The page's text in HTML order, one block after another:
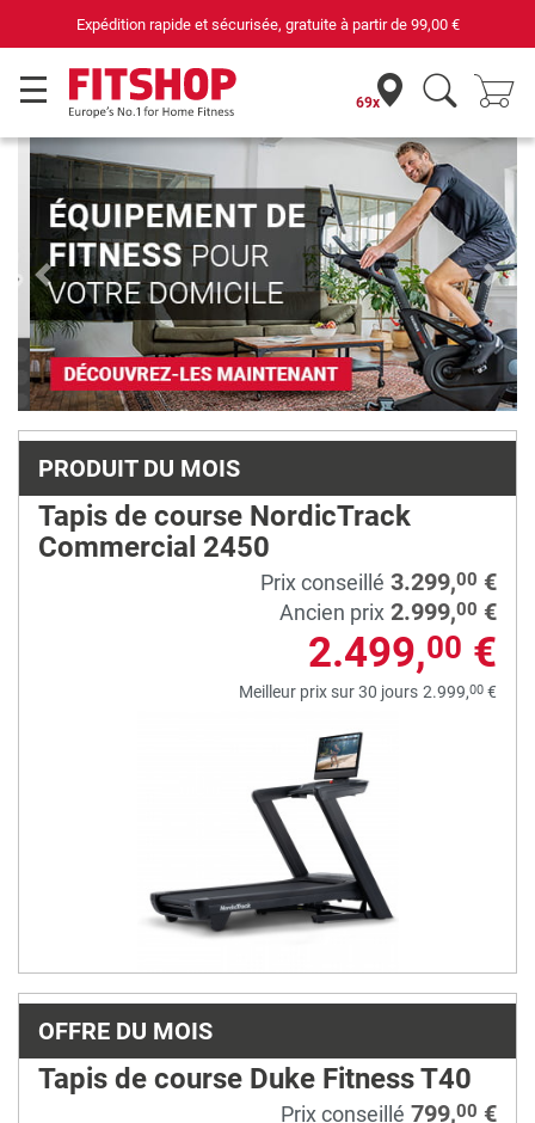
et sécurisée, gratuite à partir de99,00 €
69x
Previous Next
PRODUIT DU MOIS
Tapis de course NordicTrack
Commercial 2450
Prix conseillé 3.299,00 €
Ancien prix 2.999,00 €
2.499,00 €
Meilleur prix sur 30 jours 2.999,00 €
OFFRE DU MOIS
Tapis de course Duke Fitness T40
Prix conseillé 799,00 €